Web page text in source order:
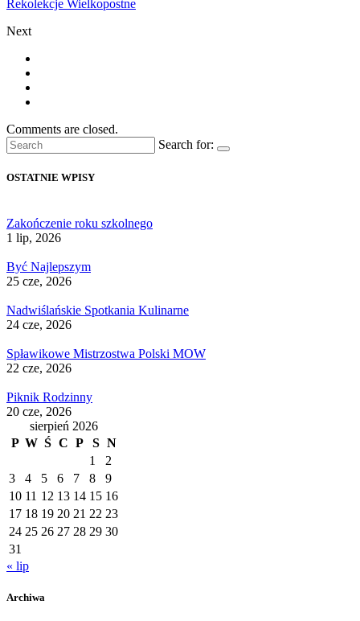
Rekolekcje Wielkopostne
Next
Comments are closed.
Search for:
OSTATNIE WPISY
Zakończenie roku szkolnego
1 lip, 2026
Być Najlepszym
25 cze, 2026
Nadwiślańskie Spotkania Kulinarne
24 cze, 2026
Spławikowe Mistrzostwa Polski MOW
22 cze, 2026
Piknik Rodzinny
20 cze, 2026
sierpień 2026
P W Ś C P S N
1
2
3
4 5 6 7 8
9
10 11 12 13 14 15 16
17 18 19 20 21 22 23
24 25 26 27 28 29 30
31
« lip
Archiwa